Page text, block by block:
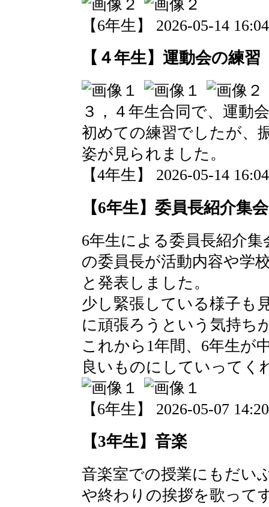
【6年生】 2026-05-14
【４年生】運動会の練習
３，４年生合同で、運動
初めての練習でしたが、
姿が見られました。
【4年生】 2026-05-14
【6年生】委員長紹介集会
6年生による委員長紹介
の委員長が活動内容や学
と発表しました。
少し緊張している様子も
に頑張ろうという気持ち
これから1年間、6年生が
良いものにしていってく
【6年生】 2026-05-07
【3年生】音楽
音楽室での授業にもだい
や終わりの挨拶を歌って